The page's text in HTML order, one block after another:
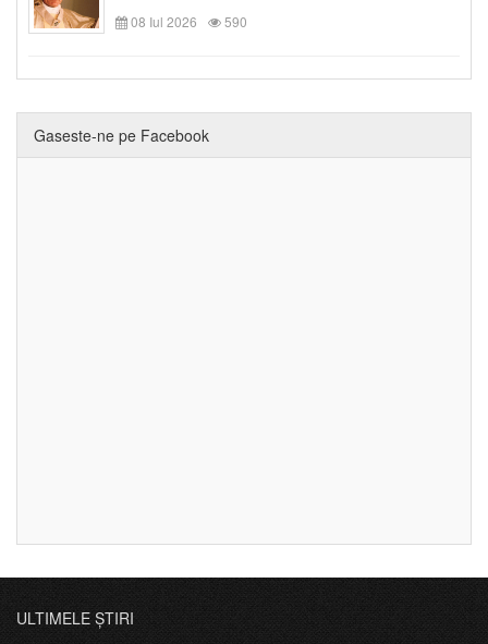
08 Iul 2026
590
Gaseste-ne pe Facebook
ULTIMELE ȘTIRI